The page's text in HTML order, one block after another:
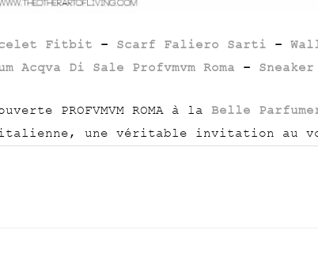
Fitbit – Scarf Faliero Sarti –
Acqva Di Sale Profvmvm Roma –
PROFVMVM ROMA à la Belle
une véritable invitation au